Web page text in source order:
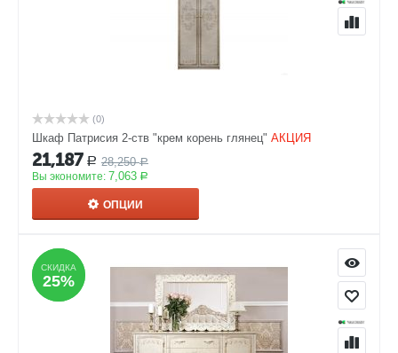
(0)
Шкаф Патрисия 2-ств "крем корень глянец" АКЦИЯ
21,187 Р 28,250 Р
Вы экономите: 7,063 Р
ОПЦИИ
СКИДКА
25%
СКИДКА
25%